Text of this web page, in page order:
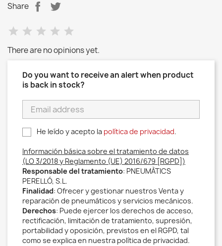
Share
There are no opinions yet.
Do you want to receive an alert when product
is back in stock?
He leído y acepto la política de privacidad.
Información básica sobre el tratamiento de datos
(LO 3/2018 y Reglamento (UE) 2016/679 [RGPD])
Responsable del tratamiento: PNEUMÀTICS
PERELLÓ, S.L.
Finalidad: Ofrecer y gestionar nuestros Venta y
reparación de pneumáticos y servicios mecánicos.
Derechos: Puede ejercer los derechos de acceso,
rectificación, limitación de tratamiento, supresión,
portabilidad y oposición, previstos en el RGPD, tal
como se explica en nuestra política de privacidad.